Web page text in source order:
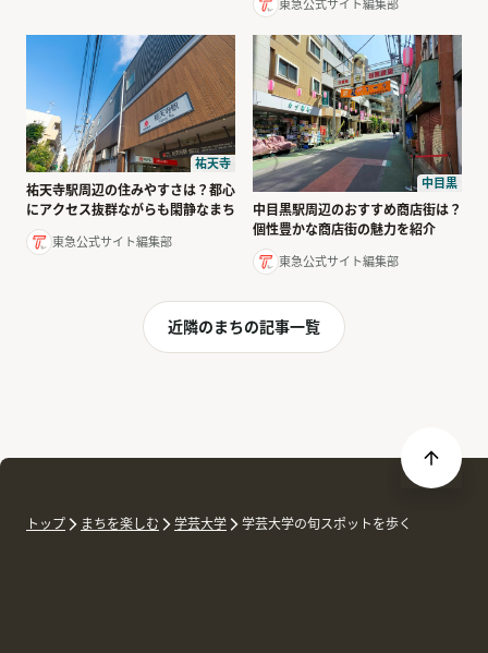
東急公式サイト編集部
祐天寺
祐天寺駅周辺の住みやすさは？都心
にアクセス抜群ながらも閑静なまち
東急公式サイト編集部
中目黒
中目黒駅周辺のおすすめ商店街は？
個性豊かな商店街の魅力を紹介
東急公式サイト編集部
近隣のまちの記事一覧
トップ まちを楽しむ 学芸大学 学芸大学の旬スポットを歩く